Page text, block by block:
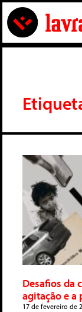
Desafios da
agitação e a
17 de fevereiro de